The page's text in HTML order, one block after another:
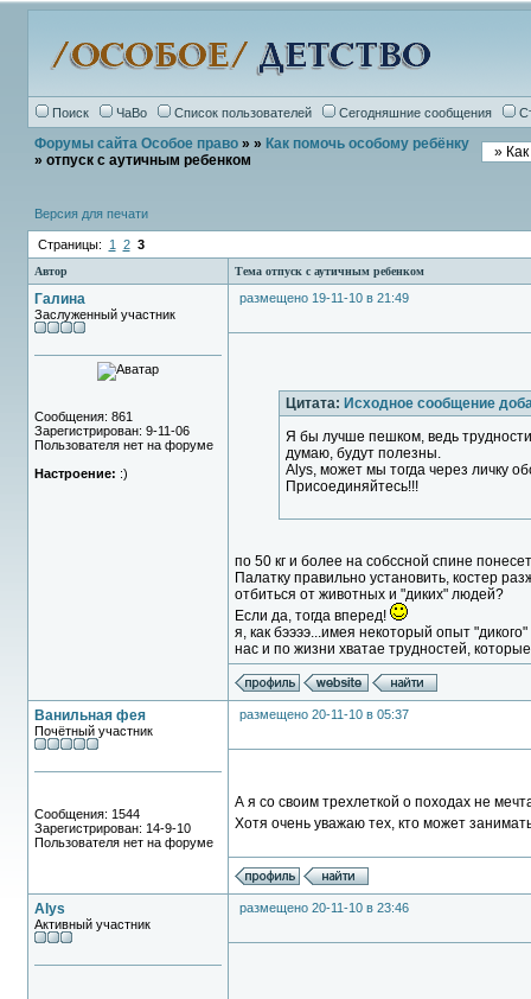
Поиск ЧаВо Список пользователей Сегодняшние сообщения
Форумы сайта Особое право» » Как помочь особому ребёнку
» отпуск с аутичным ребенком
Версия для печати
Страницы: 1 2 3
Автор Тема отпуск с аутичным ребенком
Галина
Заслуженный участник
Сообщения: 861
Зарегистрирован: 9-11-06
Пользователя нет на форуме
Настроение: :)
размещено 19-11-10 в 21:49
Цитата: Исходное сообщение
Я бы лучше пешком, ведь
думаю, будут полезны.
Alys, может мы тогда через личку
Присоединяйтесь!!!
по 50 кг и более на собссной спине
Палатку правильно установить, костер
отбиться от животных и "диких" людей?
Если да, тогда вперед!
я, как бээээ...имея некоторый опыт
нас и по жизни хватае трудностей,
Ванильная фея
Почётный участник
Сообщения: 1544
Зарегистрирован: 14-9-10
Пользователя нет на форуме
размещено 20-11-10 в 05:37
А я со своим трехлеткой о походах не
Хотя очень уважаю тех, кто может
Alys
Активный участник
размещено 20-11-10 в 23:46